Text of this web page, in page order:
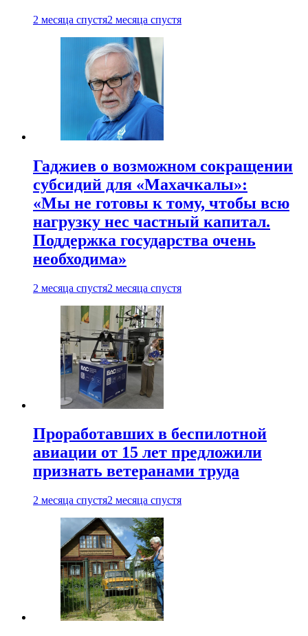
2 месяца спустя2 месяца спустя
Гаджиев о возможном сокращении
субсидий для «Махачкалы»:
«Мы не готовы к тому, чтобы всю
нагрузку нес частный капитал.
Поддержка государства очень
необходима»
2 месяца спустя2 месяца спустя
Проработавших в беспилотной
авиации от 15 лет предложили
признать ветеранами труда
2 месяца спустя2 месяца спустя